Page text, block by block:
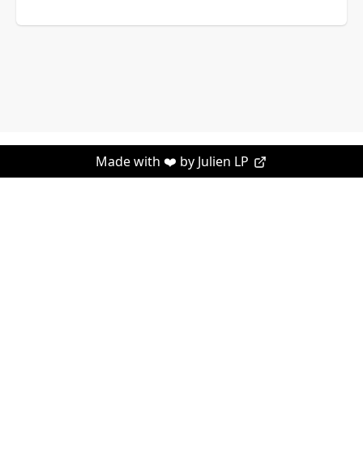
Made with ❤️ by Julien LP